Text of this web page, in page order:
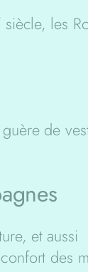
siècle, les
de
et
des